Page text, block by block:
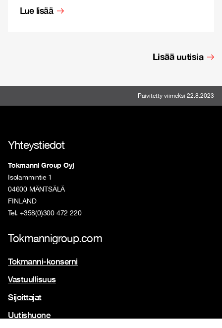
Lue lisää
Lisää uutisia
Päivitetty viimeksi 22.8.2023
Yhteystiedot
Tokmanni Group Oyj
Isolammintie 1
04600 MÄNTSÄLÄ
FINLAND
Tel. +358(0)300 472 220
Tokmannigroup.com
Tokmanni-konserni
Vastuullisuus
Sijoittajat
Uutishuone